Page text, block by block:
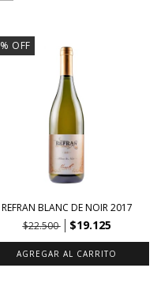
% OFF
REFRAN BLANC DE NOIR 2017
$22.500
$19.125